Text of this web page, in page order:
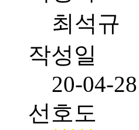
최석규
작성일
20-04-28
선호도